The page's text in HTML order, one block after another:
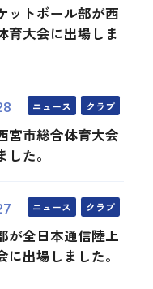
ットボール部が西
育大会に出場しま
ニュース クラブ
宮市総合体育大会
た。
ニュース クラブ
が全日本通信陸上
に出場しました。